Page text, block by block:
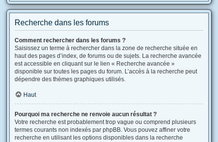
Recherche dans les forums
Comment rechercher dans les forums ?
Saisissez un terme à rechercher dans la zone de recherche située en
haut des pages d’index, de forums ou de sujets. La recherche avancée
est accessible en cliquant sur le lien « Recherche avancée »
disponible sur toutes les pages du forum. L’accès à la recherche peut
dépendre des thèmes graphiques utilisés.
Haut
Pourquoi ma recherche ne renvoie aucun résultat ?
Votre recherche est probablement trop vague ou comprend plusieurs
termes courants non indexés par phpBB. Vous pouvez affiner votre
recherche en utilisant les options disponibles dans la recherche